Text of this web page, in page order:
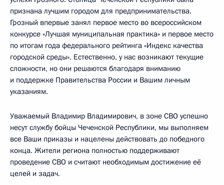
признана лучшим городом для предпринимательства.
Грозный впервые занял первое место во всероссийском
конкурсе «Лучшая муниципальная практика» и первое место
по итогам года федерального рейтинга «Индекс качества
городской среды». Естественно, у нас возникают текущие
сложности, но они решаются благодаря вниманию
и поддержке Правительства России и Вашим личным
указаниям.
Уважаемый Владимир Владимирович, в зоне СВО успешно
несут службу бойцы Чеченской Республики, мы выполняем
все Ваши приказы и нацелены действовать до победного
конца. Жители региона полностью поддерживают
проведение СВО и считают необходимым достижение её
целей и задач.